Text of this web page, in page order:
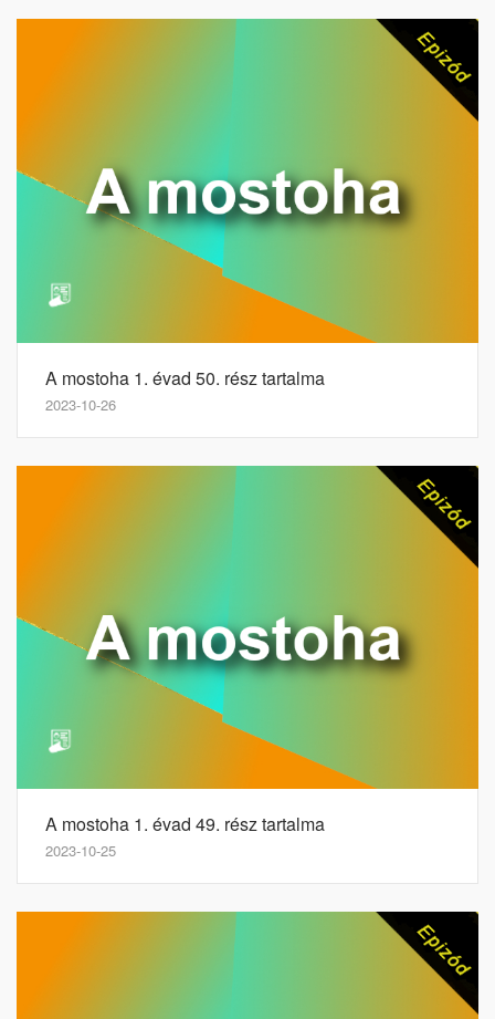
A mostoha 1. évad 50. rész tartalma
2023-10-26
A mostoha 1. évad 49. rész tartalma
2023-10-25